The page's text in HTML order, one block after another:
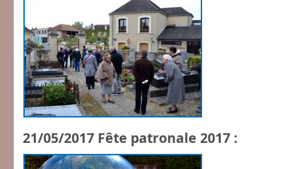
21/05/2017 Fête patronale 2017 :